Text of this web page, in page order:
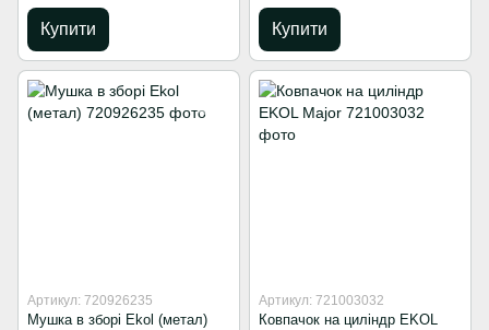
Купити Купити
Артикул: 720926235
Мушка в зборі Ekol (метал)
Артикул: 721003032
Ковпачок на циліндр EKOL